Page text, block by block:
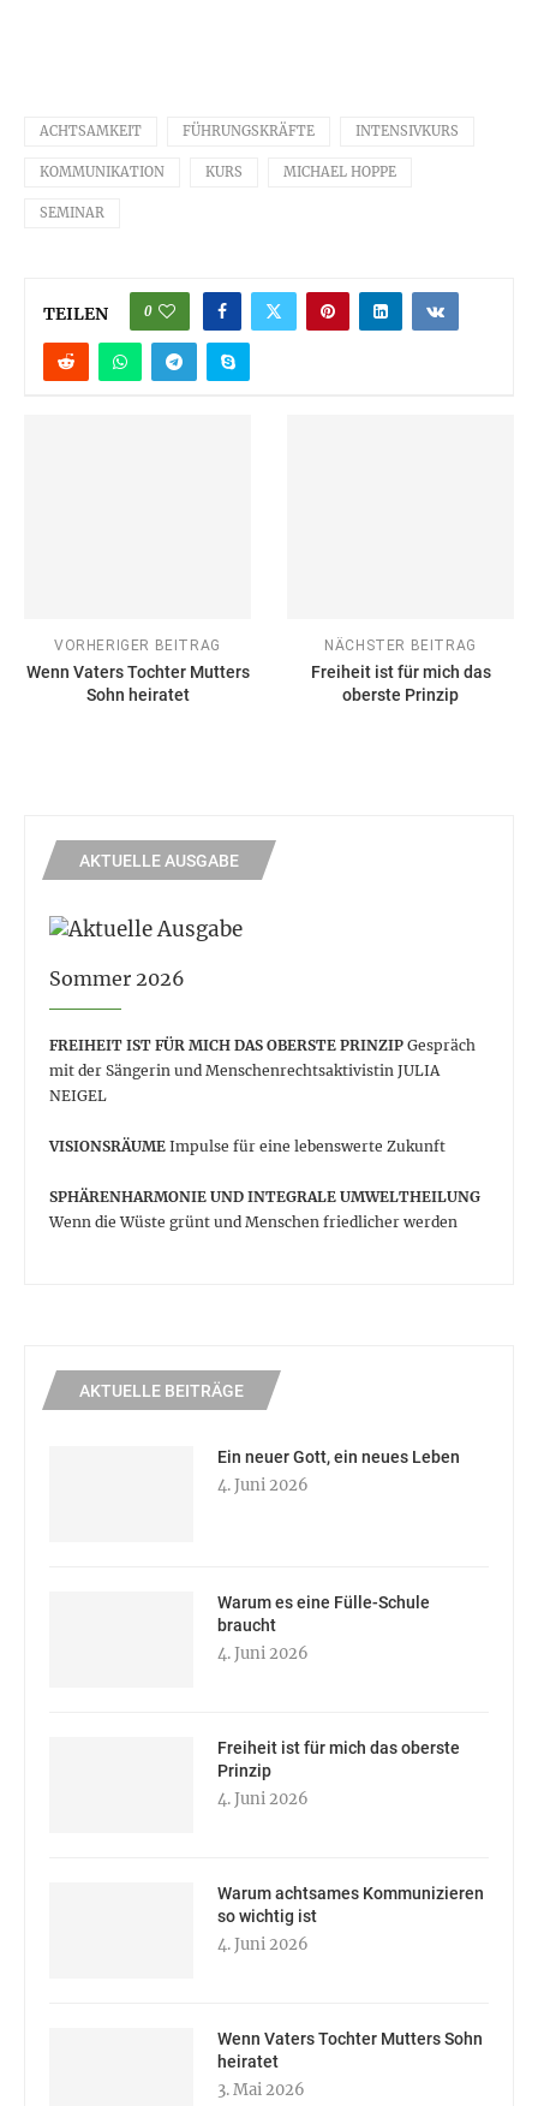
ACHTSAMKEIT FÜHRUNGSKRÄFTE INTENSIVKURS
KOMMUNIKATION KURS MICHAEL HOPPE
SEMINAR
TEILEN 0
VORHERIGER BEITRAG
Wenn Vaters Tochter Mutters
Sohn heiratet
NÄCHSTER BEITRAG
Freiheit ist für mich das
oberste Prinzip
AKTUELLE AUSGABE
Sommer 2026
FREIHEIT IST FÜR MICH DAS OBERSTE PRINZIP Gespräch
mit der Sängerin und Menschenrechtsaktivistin JULIA
NEIGEL
VISIONSRÄUME Impulse für eine lebenswerte Zukunft
SPHÄRENHARMONIE UND INTEGRALE UMWELTHEILUNG
Wenn die Wüste grünt und Menschen friedlicher werden
AKTUELLE BEITRÄGE
Ein neuer Gott, ein neues Leben
4. Juni 2026
Warum es eine Fülle-Schule
braucht
4. Juni 2026
Freiheit ist für mich das oberste
Prinzip
4. Juni 2026
Warum achtsames Kommunizieren
so wichtig ist
4. Juni 2026
Wenn Vaters Tochter Mutters Sohn
heiratet
3. Mai 2026